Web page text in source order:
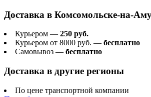
Доставка в Комсомольске-на-
Курьером — 250 руб.
Курьером от 8000 руб. — бесплатно
Самовывоз — бесплатно
Доставка в другие регионы
По цене транспортной компании